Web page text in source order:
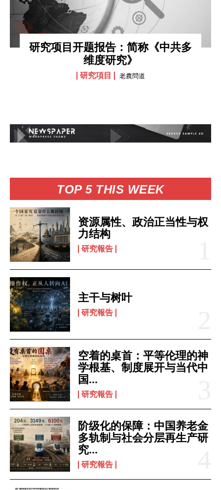
研究项目开题报告：简称《中共多
维度研究》
研究項目 老農問道
TOP 5 THIS WEEK
资源属性、政治正当性与权
力结构
研究報告
主干与树叶
研究報告
空着的桌首：平等伦理的神
学根基、制度展开与当代中
国...
研究報告
阶级化的保障：中国养老金
多轨制与社会分层再生产研
究...
研究報告